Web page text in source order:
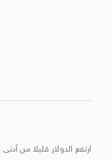
ارتفع الدولار قليلا من